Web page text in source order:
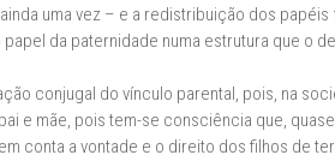
uma vez – e a redistribuição dos
da paternidade numa estrutura que o
conjugal do vínculo parental, pois, na
e mãe, pois tem-se consciência que,
conta a vontade e o direito dos filhos de